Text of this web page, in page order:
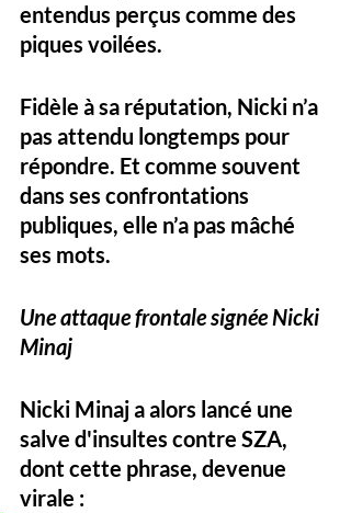
entendus perçus comme des
piques voilées.
Fidèle à sa réputation, Nicki n’a
pas attendu longtemps pour
répondre. Et comme souvent
dans ses confrontations
publiques, elle n’a pas mâché
ses mots.
Une attaque frontale signée Nicki
Minaj
Nicki Minaj a alors lancé une
salve d'insultes contre SZA,
dont cette phrase, devenue
virale :